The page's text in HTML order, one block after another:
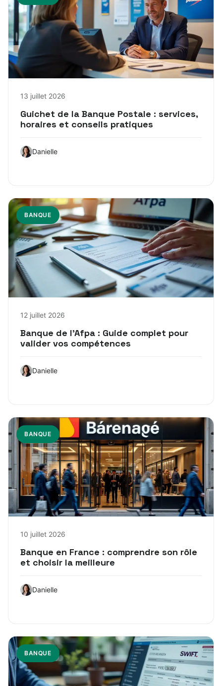
13 juillet 2026
Guichet de la Banque Postale : services,
horaires et conseils pratiques
Danielle
BANQUE
12 juillet 2026
Banque de l’Afpa : Guide complet pour
valider vos compétences
Danielle
BANQUE
10 juillet 2026
Banque en France : comprendre son rôle
et choisir la meilleure
Danielle
BANQUE